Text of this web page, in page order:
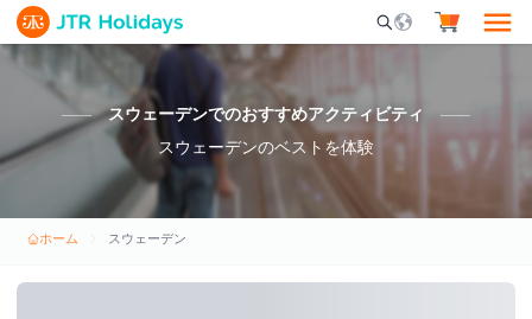
Mobile Search
スウェーデンでのおすすめアクティビティ
スウェーデンのベストを体験
ホーム スウェーデン